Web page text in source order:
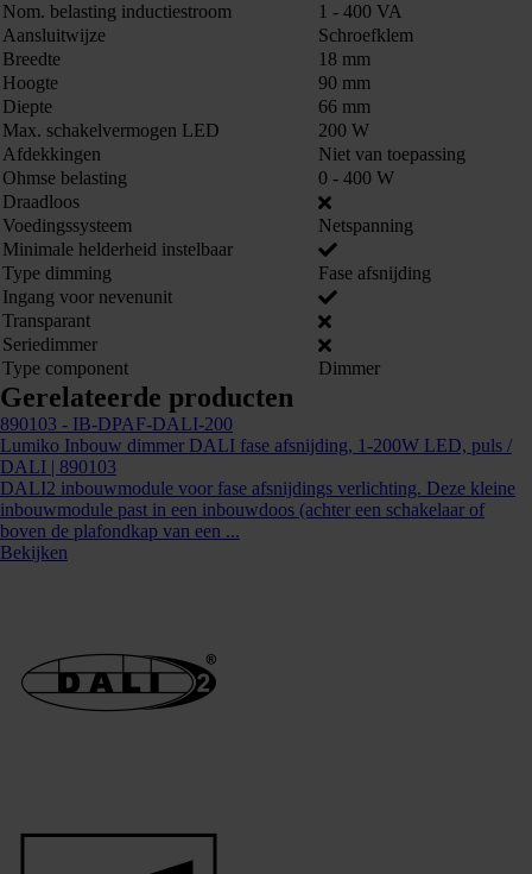
Nom. belasting inductiestroom
1 - 400 VA
Aansluitwijze
Schroefklem
Breedte
18 mm
Hoogte
90 mm
Diepte
66 mm
Max. schakelvermogen LED
200 W
Afdekkingen
Niet van toepassing
Ohmse belasting
0 - 400 W
Draadloos
Voedingssysteem
Netspanning
Minimale helderheid instelbaar
Type dimming
Fase afsnijding
Ingang voor nevenunit
Transparant
Seriedimmer
Type component
Dimmer
Gerelateerde producten
890103 - IB-DPAF-DALI-200
Lumiko Inbouw dimmer DALI fase afsnijding, 1-200W LED, puls /
DALI | 890103
DALI2 inbouwmodule voor fase afsnijdings verlichting. Deze kleine
inbouwmodule past in een inbouwdoos (achter een schakelaar of
boven de plafondkap van een ...
Bekijken